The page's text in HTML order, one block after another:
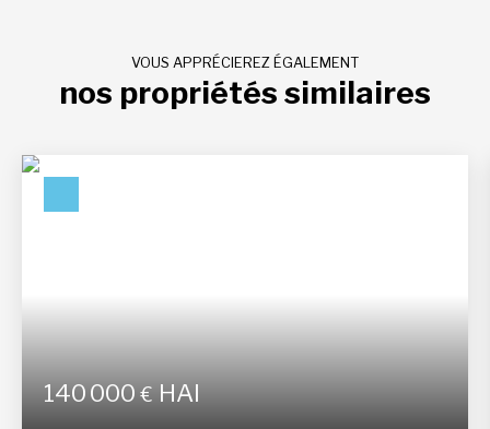
VOUS APPRÉCIEREZ ÉGALEMENT
nos propriétés similaires
140 000€HAI